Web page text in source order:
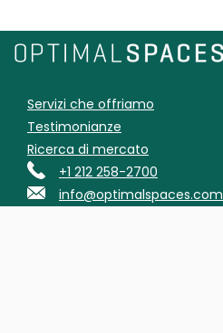
Servizi che offriamo
Testimonianze
Ricerca di mercato
+1 212 258-2700
info@optimalspaces.com